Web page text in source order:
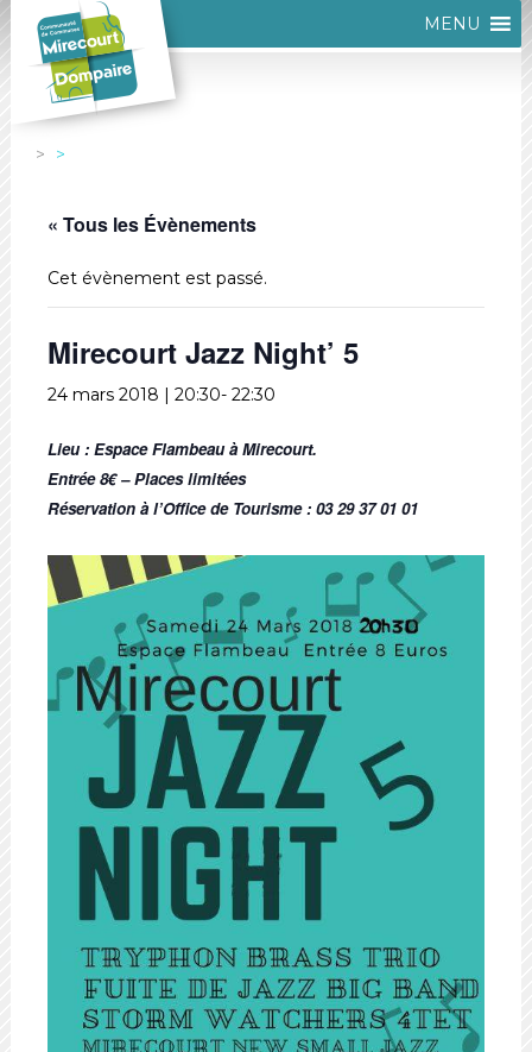
MENU
« Tous les Évènements
Cet évènement est passé.
Mirecourt Jazz Night’ 5
24 mars 2018 | 20:30- 22:30
Lieu : Espace Flambeau à Mirecourt.
Entrée 8€ – Places limitées
Réservation à l’Office de Tourisme : 03 29 37 01 01